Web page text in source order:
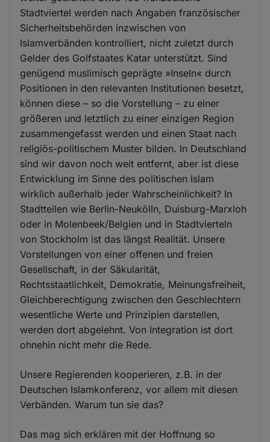
Stadtviertel werden nach Angaben französischer
Sicherheitsbehörden inzwischen von
Islamverbänden kontrolliert, nicht zuletzt durch
Gelder des Golfstaates Katar unterstützt. Sind
genügend muslimisch geprägte »Inseln« durch
Positionen in den relevanten Institutionen besetzt,
können diese – so die Vorstellung – zu einer
größeren und letztlich zu einer einzigen Region
zusammengefasst werden und einen Staat nach
religiös-politischem Muster bilden. In Deutschland
sind wir davon noch weit entfernt, aber ist diese
Entwicklung im Sinne des politischen Islam
wirklich außerhalb jeder Wahrscheinlichkeit? In
Stadtteilen wie Berlin-Neukölln, Duisburg-Marxloh
oder in Molenbeek/Belgien und in Stadtvierteln
von Stockholm ist das längst Realität. Unsere
Vorstellungen von einer offenen und freien
Gesellschaft, in der Säkularität,
Rechtsstaatlichkeit, Demokratie, Meinungsfreiheit,
Gleichberechtigung zwischen den Geschlechtern
wesentliche Werte und Prinzipien darstellen,
werden dort abgelehnt. Von Integration ist dort
ohnehin nicht mehr die Rede.
Unsere Regierenden kooperieren, z.B. in der
Deutschen Islamkonferenz, vor allem mit diesen
Verbänden. Warum tun sie das?
Das mag sich erklären mit der Hoffnung so